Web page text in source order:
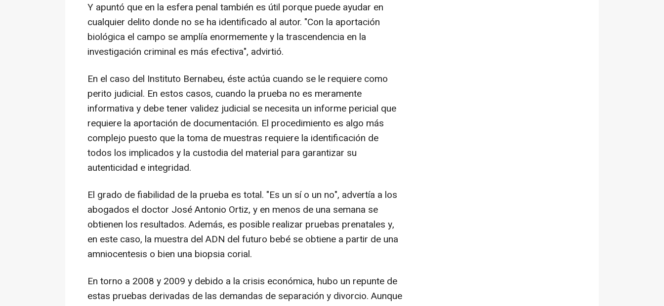
Y apuntó que en la esfera penal también es útil porque puede ayudar en
cualquier delito donde no se ha identificado al autor. "Con la aportación
biológica el campo se amplía enormemente y la trascendencia en la
investigación criminal es más efectiva", advirtió.
En el caso del Instituto Bernabeu, éste actúa cuando se le requiere como
perito judicial. En estos casos, cuando la prueba no es meramente
informativa y debe tener validez judicial se necesita un informe pericial que
requiere la aportación de documentación. El procedimiento es algo más
complejo puesto que la toma de muestras requiere la identificación de
todos los implicados y la custodia del material para garantizar su
autenticidad e integridad.
El grado de fiabilidad de la prueba es total. "Es un sí o un no", advertía a los
abogados el doctor José Antonio Ortiz, y en menos de una semana se
obtienen los resultados. Además, es posible realizar pruebas prenatales y,
en este caso, la muestra del ADN del futuro bebé se obtiene a partir de una
amniocentesis o bien una biopsia corial.
En torno a 2008 y 2009 y debido a la crisis económica, hubo un repunte de
estas pruebas derivadas de las demandas de separación y divorcio. Aunque